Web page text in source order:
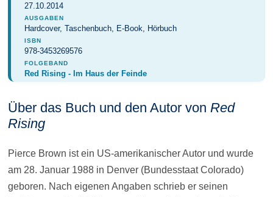
27.10.2014
AUSGABEN
Hardcover, Taschenbuch, E-Book, Hörbuch
ISBN
978-3453269576
FOLGEBAND
Red Rising - Im Haus der Feinde
Über das Buch und den Autor von Red
Rising
Pierce Brown ist ein US-amerikanischer Autor und wurde
am 28. Januar 1988 in Denver (Bundesstaat Colorado)
geboren. Nach eigenen Angaben schrieb er seinen